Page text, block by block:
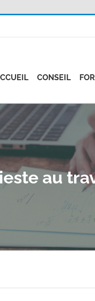
CONSEIL
au